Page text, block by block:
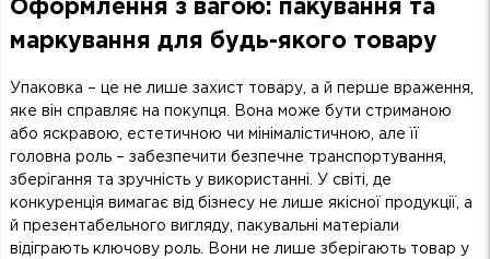
Оформлення з вагою: пакування та
маркування для будь-якого товару
Упаковка – це не лише захист товару, а й перше враження,
яке він справляє на покупця. Вона може бути стриманою
або яскравою, естетичною чи мінімалістичною, але її
головна роль – забезпечити безпечне транспортування,
зберігання та зручність у використанні. У світі, де
конкуренція вимагає від бізнесу не лише якісної продукції, а
й презентабельного вигляду, пакувальні матеріали
відіграють ключову роль. Вони не лише зберігають товар у